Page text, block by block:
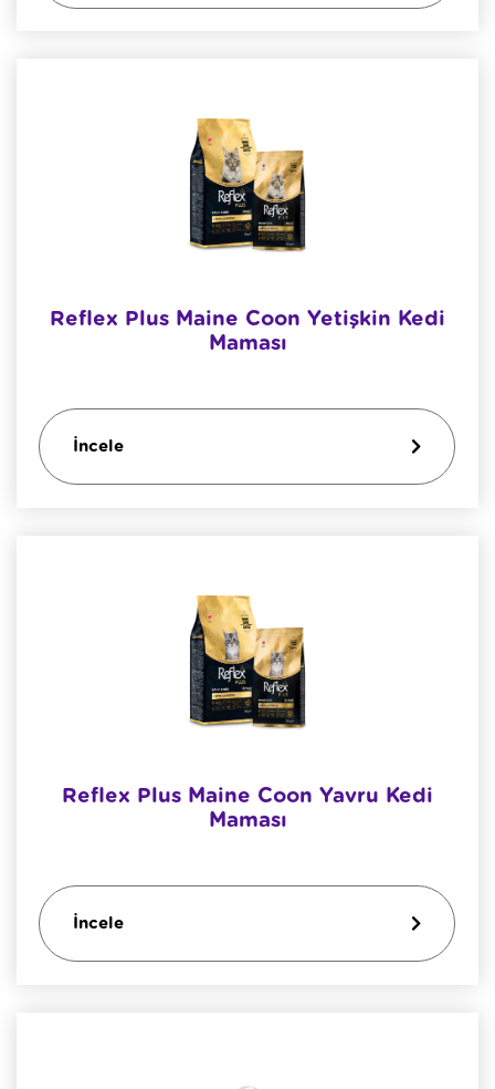
Reflex Plus Maine Coon Yetişkin Kedi
Maması
İncele
Reflex Plus Maine Coon Yavru Kedi
Maması
İncele